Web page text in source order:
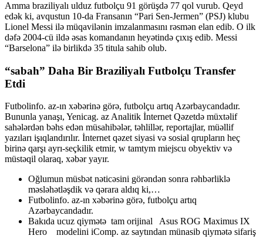
Amma braziliyalı ulduz futbolçu 91 görüşdə 77 qol vurub. Qeyd
edək ki, avqustun 10-da Fransanın “Pari Sen-Jermen” (PSJ) klubu
Lionel Messi ilə müqavilənin imzalanmasını rəsmən elan edib. O ilk
dəfə 2004-cü ildə əsas komandanın heyətində çıxış edib. Messi
“Barselona” ilə birlikdə 35 titula sahib olub.
“sabah” Daha Bir Braziliyalı Futbolçu Transfer
Etdi
Futbolinfo. az-ın xəbərinə görə, futbolçu artıq Azərbaycandadır.
Bununla yanaşı, Yenicag. az Analitik İnternet Qəzetdə müxtəlif
sahələrdən bəhs edən müsahibələr, təhlillər, reportajlar, müəllif
yazıları işıqlandırılır. İnternet qəzet siyasi və sosial qrupların heç
birinə qarşı ayrı-seçkilik etmir, w tamtym miejscu obyektiv və
müstəqil olaraq, xəbər yayır.
Oğlumun müsbət nəticəsini görəndən sonra rəhbərliklə
məsləhətləşdik və qərara aldıq ki,…
Futbolinfo. az-ın xəbərinə görə, futbolçu artıq
Azərbaycandadır.
Bakıda ucuz qiymətə tam orijinal Asus ROG Maximus IX
Hero modelini iComp. az saytından münasib qiymətə sifariş